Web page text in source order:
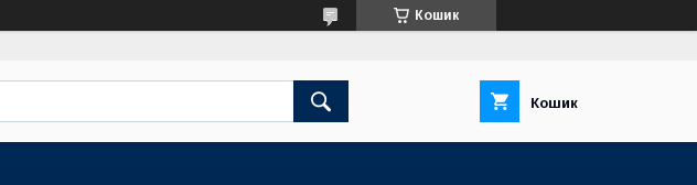
Кошик
Кошик